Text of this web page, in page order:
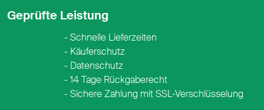
Geprüfte Leistung
Schnelle Lieferzeiten
Käuferschutz
Datenschutz
14 Tage Rückgaberecht
Sichere Zahlung mit SSL-Verschlüsselung